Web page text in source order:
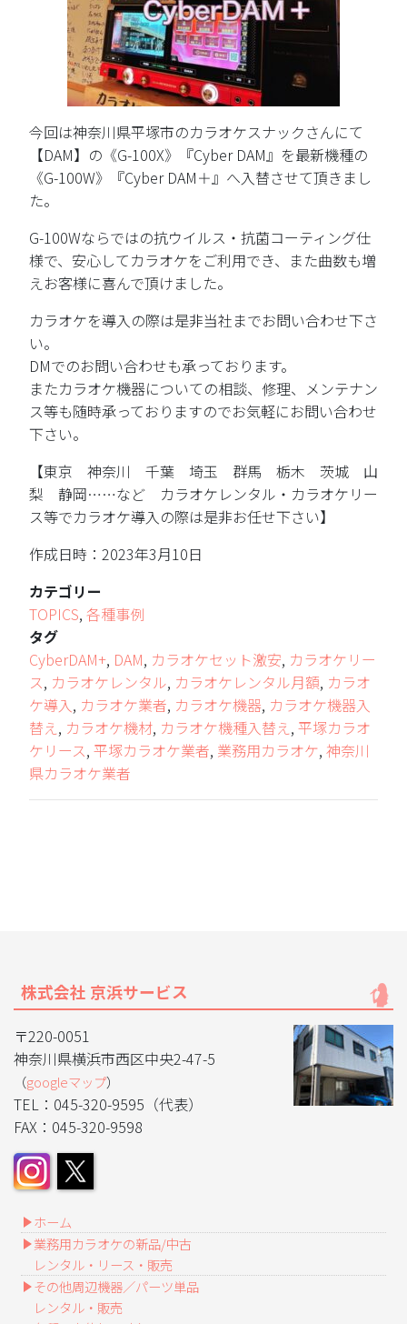
今回は神奈川県平塚市のカラオケスナックさんにて
【DAM】の《G-100X》『Cyber DAM』を最新機種の
《G-100W》『Cyber DAM＋』へ入替させて頂きまし
た。
G-100Wならではの抗ウイルス・抗菌コーティング仕
様で、安心してカラオケをご利用でき、また曲数も増
えお客様に喜んで頂けました。
カラオケを導入の際は是非当社までお問い合わせ下さ
い。
DMでのお問い合わせも承っております。
またカラオケ機器についての相談、修理、メンテナン
ス等も随時承っておりますのでお気軽にお問い合わせ
下さい。
【東京 神奈川 千葉 埼玉 群馬 栃木 茨城 山
梨 静岡……など カラオケレンタル・カラオケリー
ス等でカラオケ導入の際は是非お任せ下さい】
作成日時：2023年3月10日
カテゴリー
TOPICS, 各種事例
タグ
CyberDAM+, DAM, カラオケセット激安, カラオケリー
ス, カラオケレンタル, カラオケレンタル月額, カラオ
ケ導入, カラオケ業者, カラオケ機器, カラオケ機器入
替え, カラオケ機材, カラオケ機種入替え, 平塚カラオ
ケリース, 平塚カラオケ業者, 業務用カラオケ, 神奈川
県カラオケ業者
株式会社 京浜サービス
〒220-0051
神奈川県横浜市西区中央2-47-5
（googleマップ）
TEL：045-320-9595（代表）
FAX：045-320-9598
ホーム
業務用カラオケの新品/中古
レンタル・リース・販売
その他周辺機器／パーツ単品
レンタル・販売